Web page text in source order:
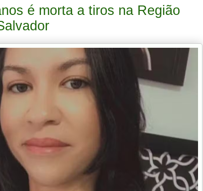
é morta a tiros na Região